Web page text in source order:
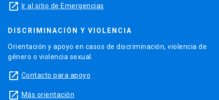
launch Ir al sitio de Emergencias
DISCRIMINACIÓN Y VIOLENCIA
Orientación y apoyo en casos de discriminación, violencia de
género o violencia sexual.
launch Contacto para apoyo
launch Más orientación